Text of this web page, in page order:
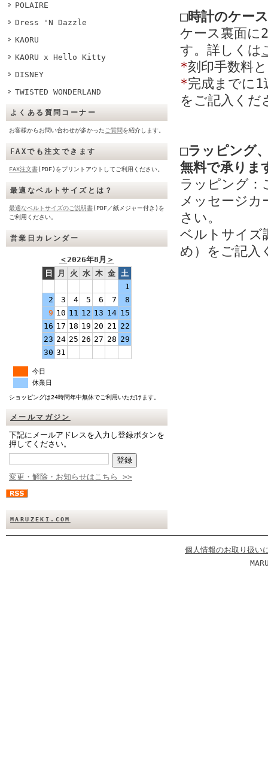
POLAIRE
Dress 'N Dazzle
KAORU
KAORU x Hello Kitty
DISNEY
TWISTED WONDERLAND
よくある質問コーナー
お客様からお問い合わせが多かった ご質問を紹介します。
FAXでも注文できます
FAX注文書(PDF)をプリントアウトしてご利用ください。
最適なベルトサイズとは？
最適なベルトサイズのご説明書(PDF／紙メジャー付き)を
ご利用ください。
営業日カレンダー
＜2026年8月 ＞
日
月 火 水 木 金 土
1
2
3 4 5 6 7
8
9 10 11 12 13 14 15
16 17 18 19 20 21 22
23 24 25 26 27 28 29
30 31
今日
休業日
ショッピングは24時間年中無休でご利用いただけます。
メールマガジン
下記にメールアドレスを入力し登録ボタンを
押してください。
変更・解除・お知らせはこちら >>
MARUZEKI.COM
□時計のケー
ケース裏面に
す。詳しくは
*刻印手数料
*完成までに1
をご記入くだ
□ラッピング
無料で承りま
ラッピング：
メッセージカ
さい。
ベルトサイズ
め）をご記入
個人情報のお取り扱い